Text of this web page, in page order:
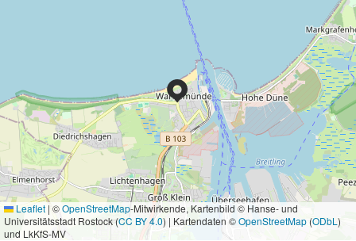
Leaflet | ©OpenStreetMap-Mitwirkende, Kartenbild © Hanse- und
Universitätsstadt Rostock (CC BY 4.0) | Kartendaten ©OpenStreetMap (ODbL )
und LkKfS-MV